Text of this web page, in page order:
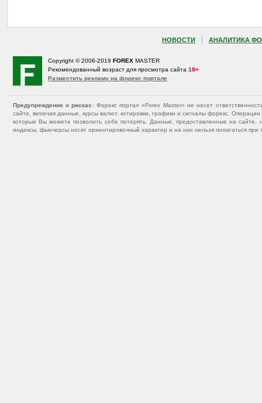
НОВОСТИ АНАЛИТИКА
Copyright © 2006-2019 FOREX MASTER
Рекомендованный возраст для просмотра сайта 18+
Разместить рекламу на форекс портале
Предупреждение о рисках : Форекс портал «Forex Master» не несет
сайте, включая данные, курсы валют, котировки, графики и сигналы форекс.
которые Вы можете позволить себе потерять. Данные, предоставленные на
индексы, фьючерсы носят ориентировочный характер и на них нельзя полагаться при